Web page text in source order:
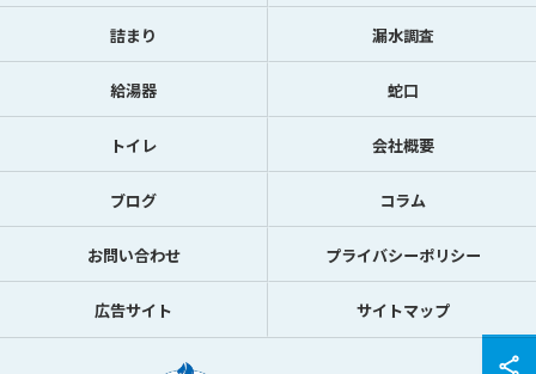
詰まり 漏水調査
給湯器 蛇口
トイレ 会社概要
ブログ コラム
お問い合わせ プライバシーポリシー
広告サイト サイトマップ